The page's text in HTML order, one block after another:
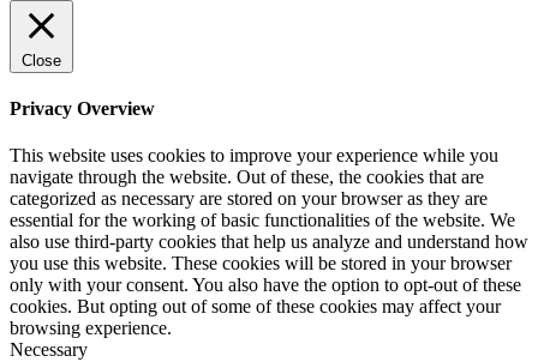
Close
Privacy Overview
This website uses cookies to improve your experience while you
navigate through the website. Out of these, the cookies that are
categorized as necessary are stored on your browser as they are
essential for the working of basic functionalities of the website. We
also use third-party cookies that help us analyze and understand how
you use this website. These cookies will be stored in your browser
only with your consent. You also have the option to opt-out of these
cookies. But opting out of some of these cookies may affect your
browsing experience.
Necessary